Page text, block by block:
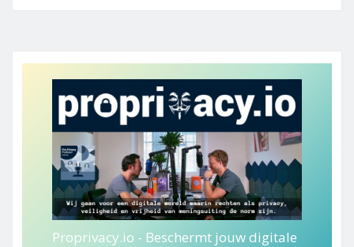
Proprivacy.io - Beschermt jouw digitale